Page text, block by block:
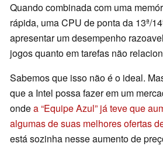
Quando combinada com uma
rápida, uma CPU de ponta da 13ª/
apresentar um desempenho
jogos quanto em tarefas não
Sabemos que isso não é o ideal.
que a Intel possa fazer em um
ondea “Equipe Azul” já teve que
algumas de suas melhores ofertas
está sozinha nesse aumento de